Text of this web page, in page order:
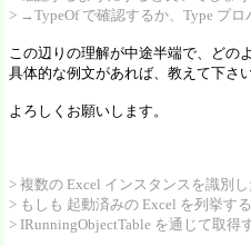
> →TypeOf で確認するか、Type プロ
この辺りの理解が中途半端で、どの
具体的な例文があれば、教えて下さい
よろしくお願いします。
> 複数の Excel インスタンスを識別
> もしも 起動済みの Excel を列挙す
> IRunningObjectTable を通じて取得